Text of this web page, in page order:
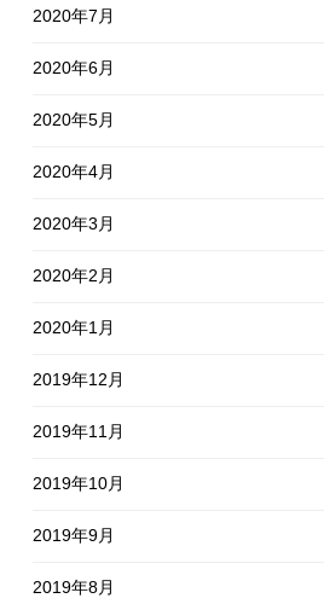
2020年7月
2020年6月
2020年5月
2020年4月
2020年3月
2020年2月
2020年1月
2019年12月
2019年11月
2019年10月
2019年9月
2019年8月